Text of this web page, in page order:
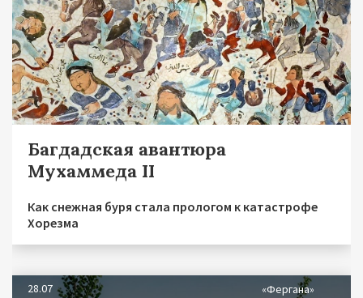
Багдадская авантюра
Мухаммеда II
Как снежная буря стала прологом к катастрофе
Хорезма
28.07 «Фергана»